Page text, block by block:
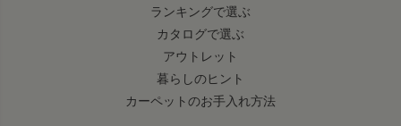
ランキングで選ぶ
カタログで選ぶ
アウトレット
暮らしのヒント
カーペットのお手入れ方法